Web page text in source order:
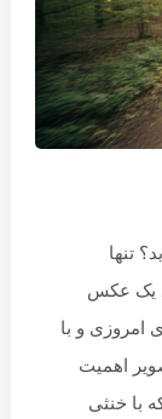
تنها
یک عکس
امروزی و با
اهمیت
با خنثی